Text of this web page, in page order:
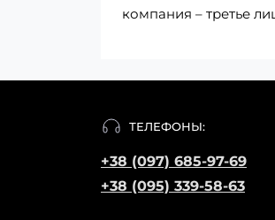
компания – третье
ТЕЛЕФОНЫ:
+38 (097) 685-97-69
+38 (095) 339-58-63